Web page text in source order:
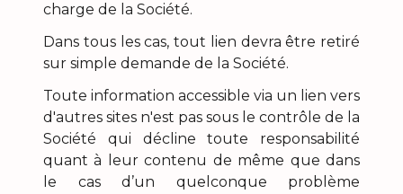
charge de la Société.
Dans tous les cas, tout lien devra être retiré
sur simple demande de la Société.
Toute information accessible via un lien vers
d'autres sites n'est pas sous le contrôle de la
Société qui décline toute responsabilité
quant à leur contenu de même que dans
le cas d’un quelconque problème